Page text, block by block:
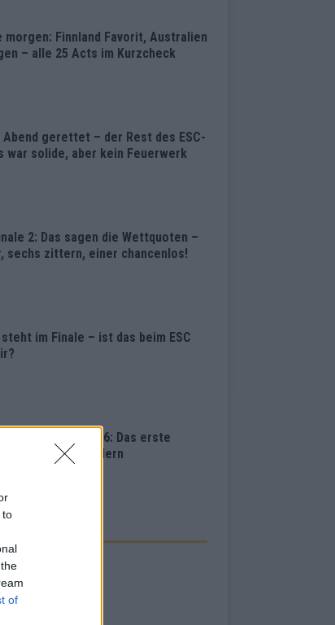
to
of
morgen: Finnland Favorit, Australien
– alle 25 Acts im Kurzcheck
Abend gerettet – der Rest des ESC-
war solide, aber kein Feuerwerk
2: Das sagen die Wettquoten –
sechs zittern, einer chancenlos!
im Finale – ist das beim ESC
Song Contest 2026: Das erste
– der Abend in Bildern